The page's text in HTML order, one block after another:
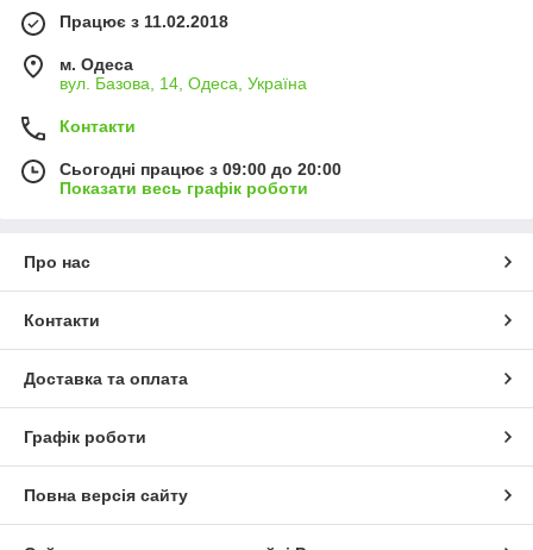
Працює з 11.02.2018
м. Одеса
вул. Базова, 14, Одеса, Україна
Контакти
Сьогодні працює з 09:00 до 20:00
Показати весь графік роботи
Про нас
Контакти
Доставка та оплата
Графік роботи
Повна версія сайту